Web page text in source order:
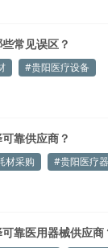
常见误区？
#贵阳医疗设备
靠供应商？
材采购 #贵阳医疗
靠医用器械供应商